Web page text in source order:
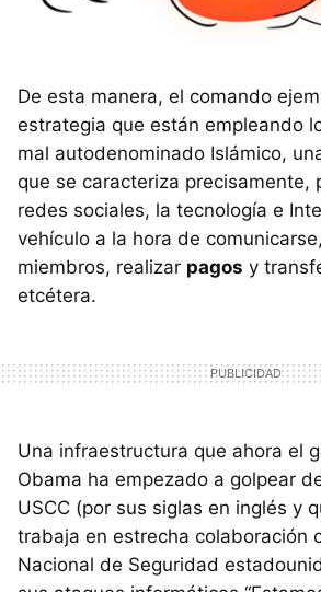
De esta manera, el comando
estrategia que están empleando
mal autodenominado Islámico,
que se caracteriza precisamente,
redes sociales, la tecnología e
vehículo a la hora de
miembros, realizar pagos y
etcétera.
Una infraestructura que ahora el
Obama ha empezado a golpear
USCC (por sus siglas en inglés y
trabaja en estrecha colaboración
Nacional de Seguridad